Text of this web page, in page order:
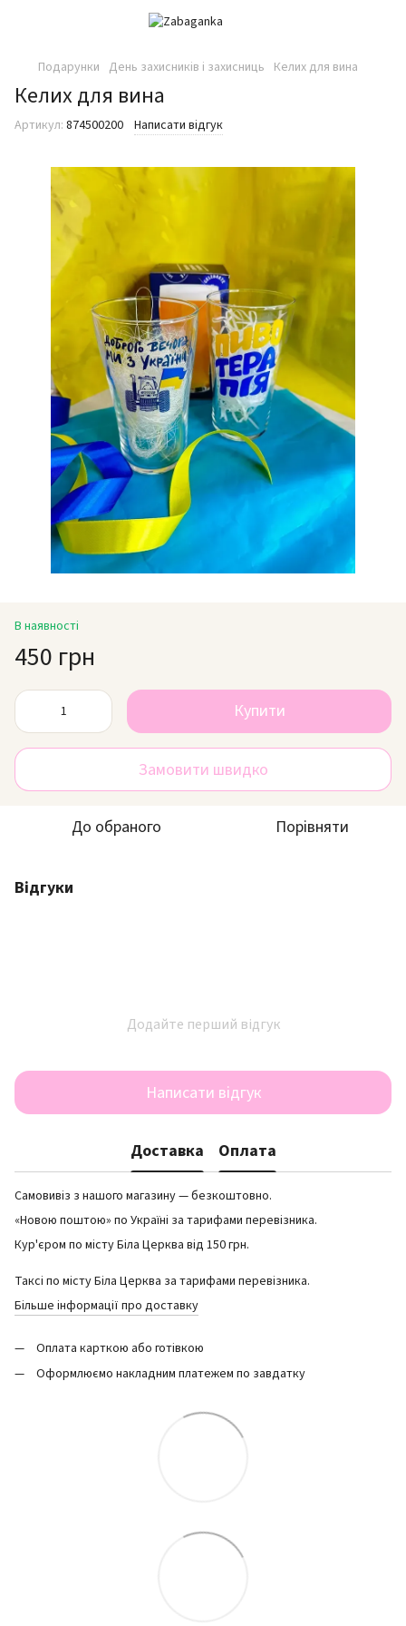
Подарунки День захисників і захисниць Келих для вина
Келих для вина
Артикул: 874500200 Написати відгук
В наявності
450 грн
Купити
Замовити швидко
До обраного Порівняти
Відгуки
Додайте перший відгук
Написати відгук
Доставка Оплата
Самовивіз з нашого магазину — безкоштовно.
«Новою поштою» по Україні за тарифами перевізника.
Кур'єром по місту Біла Церква від 150 грн.
Таксі по місту Біла Церква за тарифами перевізника.
Більше інформації про доставку
Оплата карткою або готівкою
Оформлюємо накладним платежем по завдатку